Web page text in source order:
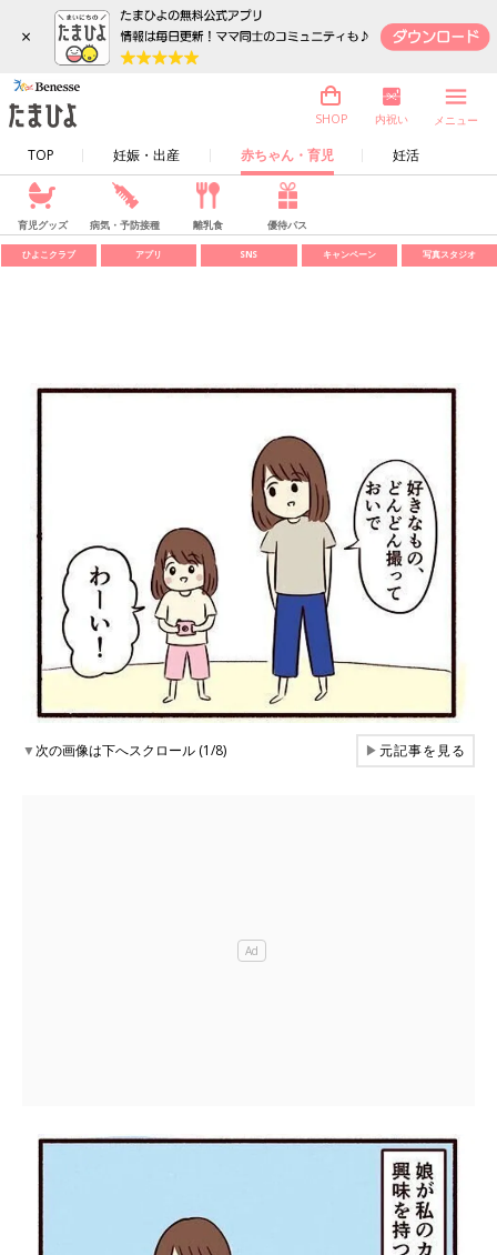
×
TOP 妊娠・出産 赤ちゃん・育児 妊活
SHOP 内祝い メニュー
育児グッズ 病気・予防接種 離乳食 優待パス
ひよこクラブ アプリ SNS キャンペーン 写真スタジオ
▼次の画像は下へスクロール (1/8) ▶元記事を見る